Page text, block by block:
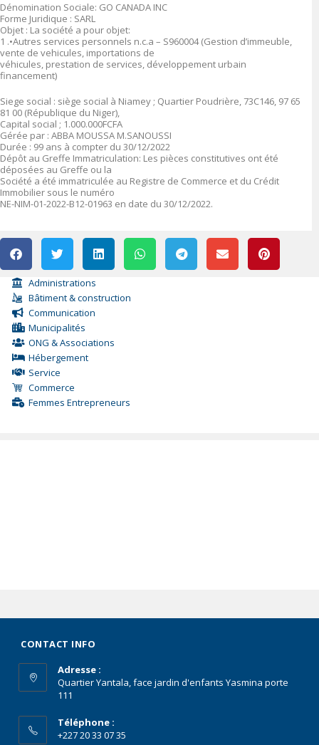
Dénomination Sociale: GO CANADA INC
Forme Juridique : SARL
Objet : La société a pour objet:
1 .•Autres services personnels n.c.a – S960004 (Gestion d’immeuble,
vente de vehicules, importations de
véhicules, prestation de services, développement urbain
financement)
Siege social : siège social à Niamey ; Quartier Poudrière, 73C146, 97 65
81 00 (République du Niger),
Capital social ; 1.000.000FCFA
Gérée par : ABBA MOUSSA M.SANOUSSI
Durée : 99 ans à compter du 30/12/2022
Dépôt au Greffe Immatriculation: Les pièces constitutives ont été
déposées au Greffe ou la
Société a été immatriculée au Registre de Commerce et du Crédit
Immobilier sous le numéro
NE-NIM-01-2022-B12-01963 en date du 30/12/2022.
Administrations
Bâtiment & construction
Communication
Municipalités
ONG & Associations
Hébergement
Service
Commerce
Femmes Entrepreneurs
CONTACT INFO
Adresse :
Quartier Yantala, face jardin d'enfants Yasmina porte
111
Téléphone :
+227 20 33 07 35